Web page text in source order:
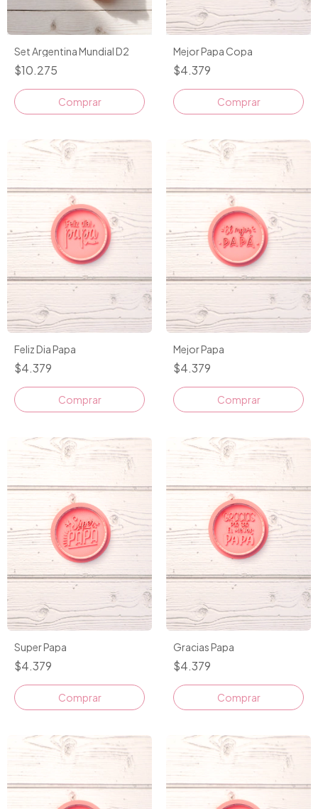
Set Argentina Mundial D2
$10.275
Mejor Papa Copa
$4.379
Comprar
Feliz Dia Papa
$4.379
Comprar
Mejor Papa
$4.379
Comprar
Super Papa
$4.379
Comprar
Gracias Papa
$4.379
Comprar